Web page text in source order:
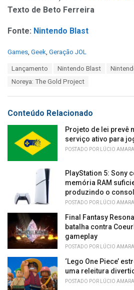
Texto de Beto Ferreira
Fonte: Nintendo Blast
C
i
e
Games Geek Geração JOL
Lançamento Nintendo Blast
Noreya: The Gold Project
Conteúdo Relacionado
Projeto de lei prevê
serviço ativo para
POSTADO POR LÚCIO
PlayStation 5: Sony
memória RAM
produzindo o
POSTADO POR LÚCIO
Final Fantasy
batalha contra
gameplay
POSTADO POR LÚCIO
‘Lego One Piece’
uma releitura
POSTADO POR LÚCIO